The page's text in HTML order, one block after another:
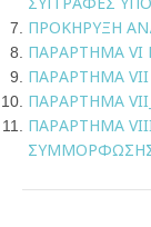
ΠΡΟΚΗΡΥΞΗ
ΠΑΡΑΡΤΗΜΑ VI
ΠΑΡΑΡΤΗΜΑ
ΠΑΡΑΡΤΗΜΑ
ΠΑΡΑΡΤΗΜΑ